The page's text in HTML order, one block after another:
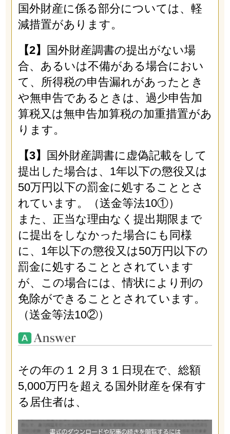
国外財産に係る部分については、軽
減措置があります。
【2】
国外財産調書の提出がない場
合、あるいは不備がある場合におい
て、所得税の申告漏れがあったとき
や無申告であるときは、過少申告加
算税又は無申告加算税の加重措置があ
ります。
【3】
国外財産調書に虚偽記載をして
提出した場合は、1年以下の懲役又は
50万円以下の罰金に処することとさ
れています。（送金等法10①）
また、正当な理由なく提出期限まで
に提出をしなかった場合にも同様
に、1年以下の懲役又は50万円以下の
罰金に処することとされています
が、この場合には、情状により刑の
免除ができることとされています。
（送金等法10②）
その年の１２月３１日現在で、総額
5,000万円を超える国外財産を保有す
る居住者は、